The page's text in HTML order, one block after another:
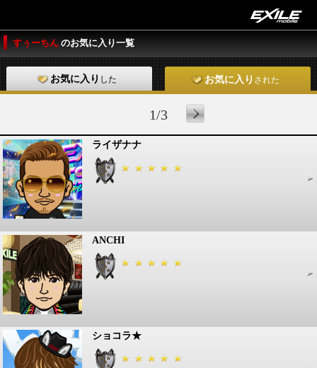
すぅーちん のお気に入り一覧
お気に入り した お気に入り された
1/3
ライザナナ
ANCHI
ショコラ★